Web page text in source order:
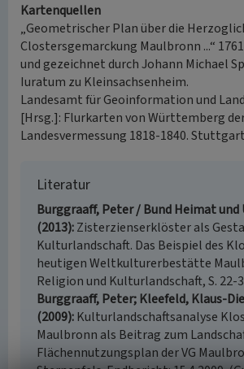
Kartenquellen
„Geometrischer Plan über die
Clostersgemarckung Maulbronn ...“
und gezeichnet durch Johann Michael
Iuratum zu Kleinsachsenheim.
Landesamt für Geoinformation und
[Hrsg.]: Flurkarten von Württemberg
Landesvermessung 1818-1840.
Literatur
Burggraaff, Peter / Bund Heimat
(2013) Zisterzienserklöster als
Kulturlandschaft. Das Beispiel des
heutigen Weltkulturerbestätte
Religion und Kulturlandschaft, S. 22-
Burggraaff, Peter; Kleefeld, Klaus-
(2009) Kulturlandschaftsanalyse
Maulbronn als Beitrag zum
Flächennutzungsplan der VG